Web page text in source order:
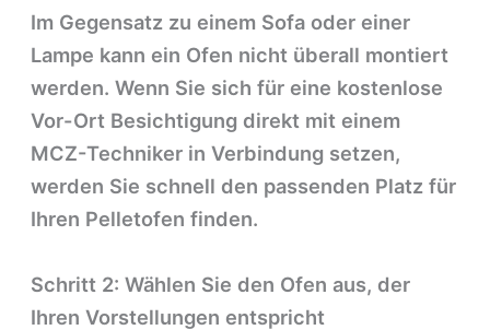
Im Gegensatz zu einem Sofa oder einer
Lampe kann ein Ofen nicht überall montiert
werden. Wenn Sie sich für eine kostenlose
Vor-Ort Besichtigung direkt mit einem
MCZ-Techniker in Verbindung setzen,
werden Sie schnell den passenden Platz für
Ihren Pelletofen finden.
Schritt 2: Wählen Sie den Ofen aus, der
Ihren Vorstellungen entspricht